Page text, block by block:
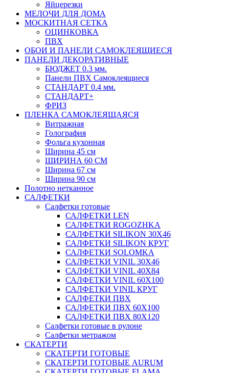
Яйцерезки
МЕЛОЧИ ДЛЯ ДОМА
МОСКИТНАЯ СЕТКА
ОЦИНКОВКА
ПВХ
ОБОИ И ПАНЕЛИ САМОКЛЕЯЩИЕСЯ
ПАНЕЛИ ДЕКОРАТИВНЫЕ
БЮДЖЕТ 0.3 мм.
Панели ПВХ Самоклеящиеся
СТАНДАРТ 0.4 мм.
СТАНДАРТ+
ФРИЗ
ПЛЕНКА САМОКЛЕЯЩАЯСЯ
Витражная
Голография
Фольга кухонная
Ширина 45 см
ШИРИНА 60 СМ
Ширина 67 см
Ширина 90 см
Полотно нетканное
САЛФЕТКИ
Салфетки готовые
САЛФЕТКИ LEN
САЛФЕТКИ ROGOZHKA
САЛФЕТКИ SILIKON 30Х46
САЛФЕТКИ SILIKON КРУГ
САЛФЕТКИ SOLOMKA
САЛФЕТКИ VINIL 30Х46
САЛФЕТКИ VINIL 40Х84
САЛФЕТКИ VINIL 60Х100
САЛФЕТКИ VINIL КРУГ
САЛФЕТКИ ПВХ
САЛФЕТКИ ПВХ 60Х100
САЛФЕТКИ ПВХ 80Х120
Салфетки готовые в рулоне
Салфетки метражом
СКАТЕРТИ
СКАТЕРТИ ГОТОВЫЕ
СКАТЕРТИ ГОТОВЫЕ AURUM